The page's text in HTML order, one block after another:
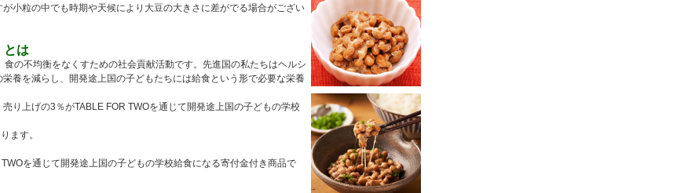
小粒の中でも時期や天候により大豆の大きさに差がでる場合がござい
とは
食の不均衡をなくすための社会貢献活動です。先進国の私たちはヘルシ
養を減らし、開発途上国の子どもたちには給食という形で必要な栄養
り上げの3％がTABLE FOR TWOを通じて開発途上国の子どもの学校
ます。
を通じて開発途上国の子どもの学校給食になる寄付金付き商品で